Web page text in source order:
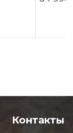
Контакты